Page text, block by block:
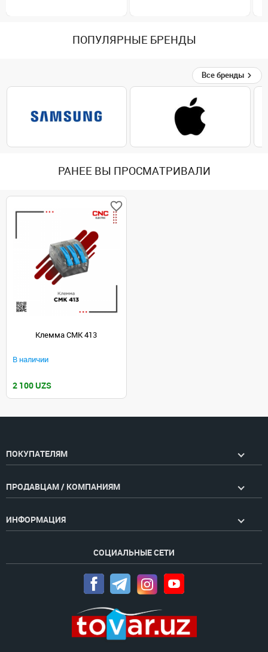
ПОПУЛЯРНЫЕ БРЕНДЫ
Все бренды
РАНЕЕ ВЫ ПРОСМАТРИВАЛИ
Клемма CMK 413
В наличии
2 100 UZS
ПОКУПАТЕЛЯМ
ПРОДАВЦАМ / КОМПАНИЯМ
ИНФОРМАЦИЯ
СОЦИАЛЬНЫЕ СЕТИ